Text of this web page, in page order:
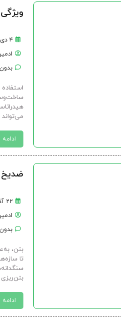
۴ دی ۱۴۰۳
ضدیخ
۲۲ آذر ۱۴۰۳
بتن،
تا